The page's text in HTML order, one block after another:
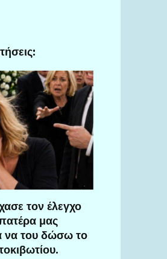
τον έλεγχο
μας
να του δώσω το